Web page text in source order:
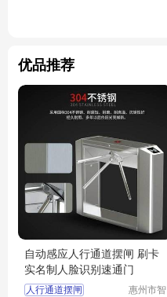
优品推荐
自动感应人行通道摆闸 刷卡
实名制人脸识别速通门
人行通道摆闸
惠州市智